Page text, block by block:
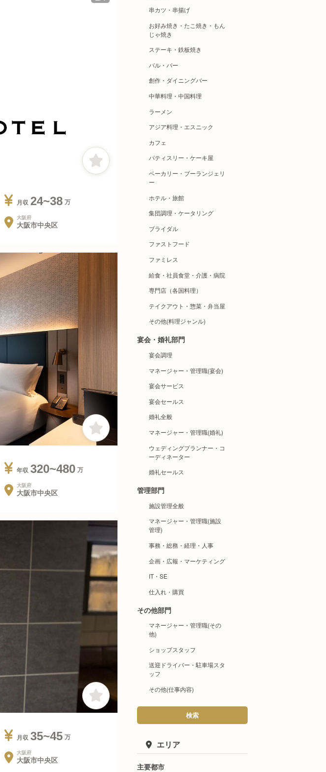
月収 24~38
大阪府
大阪市中央区
年収 320~480
大阪府
大阪市中央区
月収 35~45
大阪府
大阪市中央区
串カツ・串揚げ
お好み焼き・たこ焼き・もん
じゃ焼き
ステーキ・鉄板焼き
バル・バー
創作・ダイニングバー
中華料理・中国料理
ラーメン
アジア料理・エスニック
カフェ
パティスリー・ケーキ屋
ベーカリー・ブーランジェリ
ー
ホテル・旅館
集団調理・ケータリング
ブライダル
ファストフード
ファミレス
給食・社員食堂・介護・病院
専門店（各国料理）
テイクアウト・惣菜・弁当屋
その他(料理ジャンル)
宴会・婚礼部門
宴会調理
マネージャー・管理職(宴会)
宴会サービス
宴会セールス
婚礼全般
マネージャー・管理職(婚礼)
ウェディングプランナー・コ
ーディネーター
婚礼セールス
管理部門
施設管理全般
マネージャー・管理職(施設
管理)
事務・総務・経理・人事
企画・広報・マーケティング
IT・SE
仕入れ・購買
その他部門
マネージャー・管理職(その
他)
ショップスタッフ
送迎ドライバー・駐車場スタ
ッフ
その他(仕事内容)
検索
エリア
主要都市